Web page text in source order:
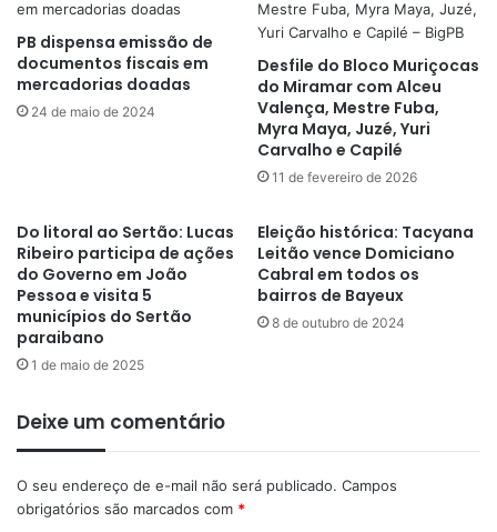
PB dispensa emissão de
documentos fiscais em
mercadorias doadas
24 de maio de 2024
Desfile do Bloco Muriçocas
do Miramar com Alceu
Valença, Mestre Fuba,
Myra Maya, Juzé, Yuri
Carvalho e Capilé
11 de fevereiro de 2026
Do litoral ao Sertão: Lucas
Ribeiro participa de ações
do Governo em João
Pessoa e visita 5
municípios do Sertão
paraibano
1 de maio de 2025
Eleição histórica: Tacyana
Leitão vence Domiciano
Cabral em todos os
bairros de Bayeux
8 de outubro de 2024
Deixe um comentário
O seu endereço de e-mail não será publicado. Campos
obrigatórios são marcados com *